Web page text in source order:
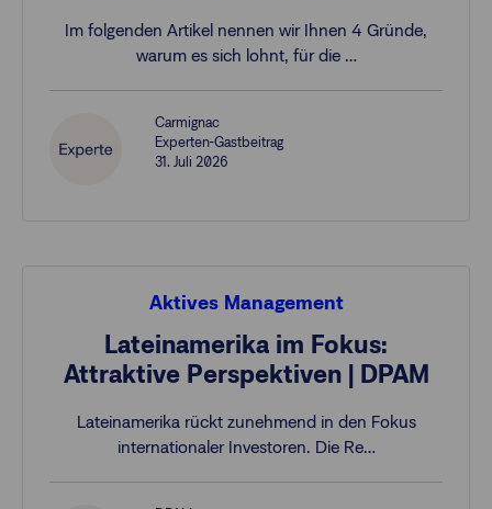
Im folgenden Artikel nennen wir Ihnen 4 Gründe,
warum es sich lohnt, für die …
Carmignac
Experten-Gastbeitrag
31. Juli 2026
Aktives Management
Lateinamerika im Fokus:
Attraktive Perspektiven | DPAM
Lateinamerika rückt zunehmend in den Fokus
internationaler Investoren. Die Re…